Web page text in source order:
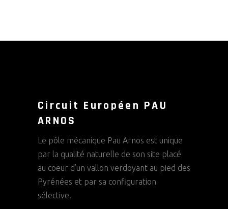
Circuit Européen PAU
ARNOS
Le pôle mécanique Pau Arnos est unique
par la qualité naturelle de son site placé
au coeur d’un vallon verdoyant au pied des
Pyrénées et par sa configuration
sélective.